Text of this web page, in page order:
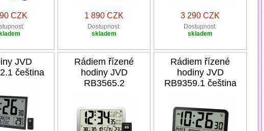
CZK 1 890 CZK
Dostupnost:
skladem
3 290 CZK
Dostupnost:
skladem
JVD
čeština
Rádiem řízené
hodiny JVD
RB3565.2
Rádiem řízené
hodiny JVD
RB9359.1 čeština